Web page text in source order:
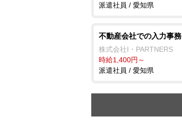
派遣社員 / 愛知県
不動産会社での入力事務
株式会社I・PARTNERS
時給1,400円～
派遣社員 / 愛知県